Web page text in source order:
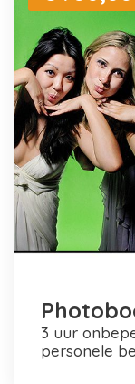
3 uur onbeperkt foto's maken en printen +
personele